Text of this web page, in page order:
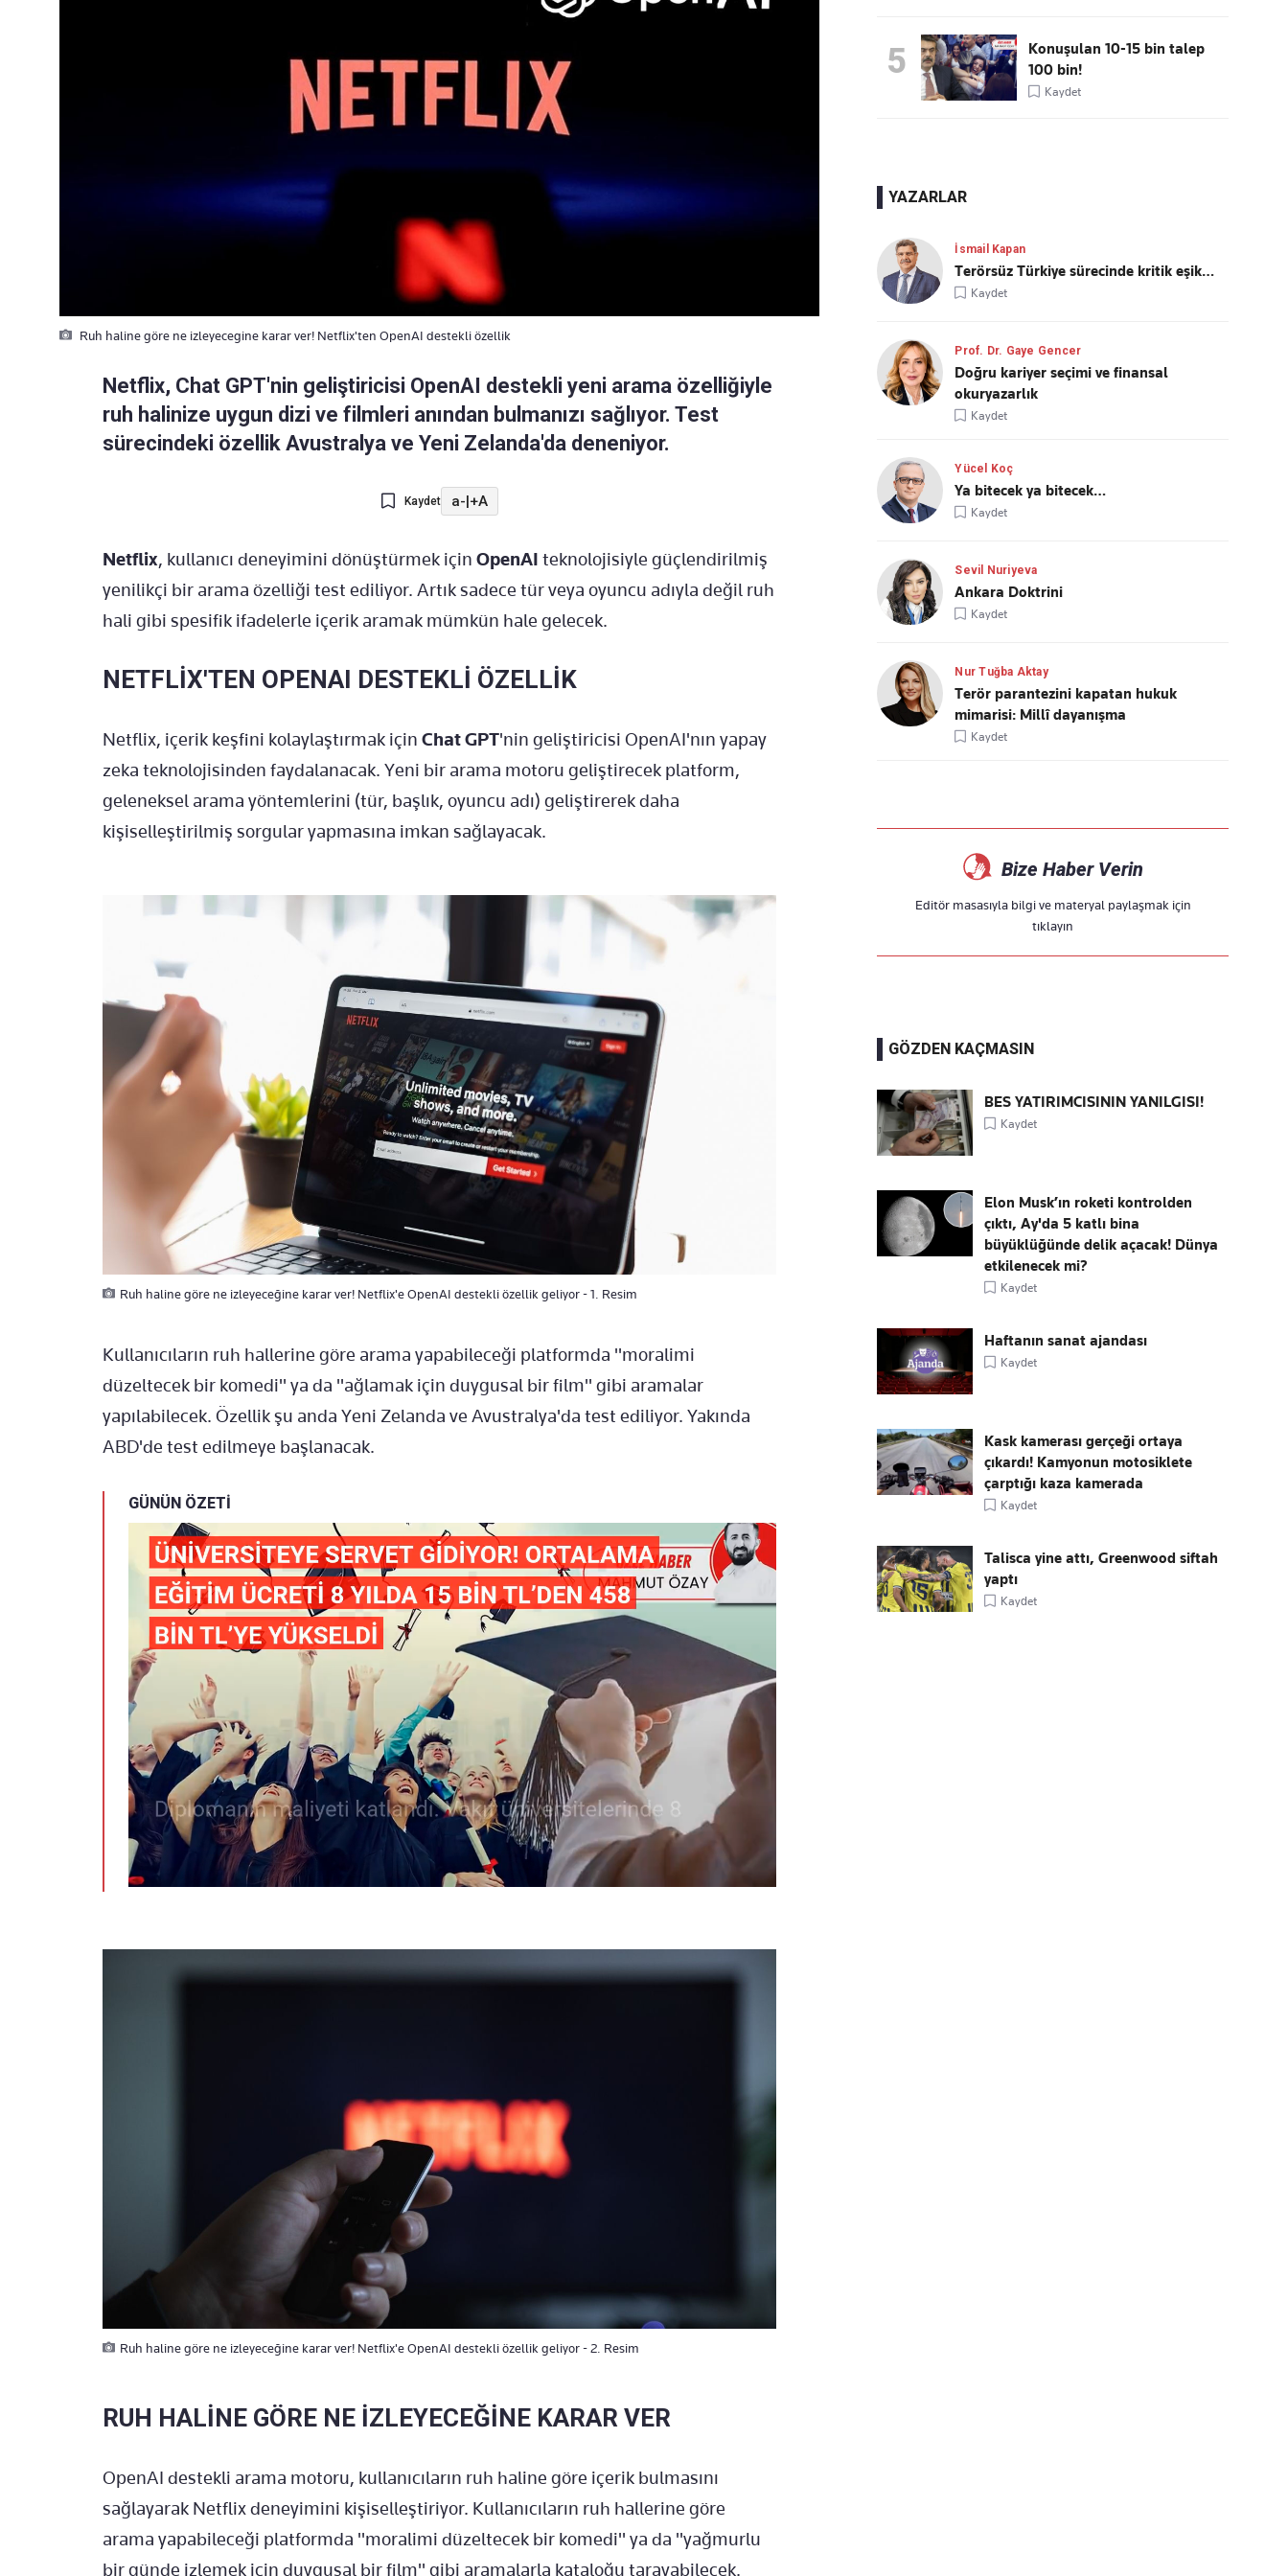
Ruh haline göre ne izleyecegine karar ver! Netflix'ten OpenAI destekli özellik
Netflix, Chat GPT'nin geliştiricisi OpenAI destekli yeni arama özelliğiyle
ruh halinize uygun dizi ve filmleri anından bulmanızı sağlıyor. Test
sürecindeki özellik Avustralya ve Yeni Zelanda'da deneniyor.
Kaydet a-|+A
Netflix, kullanıcı deneyimini dönüştürmek için OpenAI teknolojisiyle güçlendirilmiş
yenilikçi bir arama özelliği test ediliyor. Artık sadece tür veya oyuncu adıyla değil ruh
hali gibi spesifik ifadelerle içerik aramak mümkün hale gelecek.
NETFLİX'TEN OPENAI DESTEKLİ ÖZELLİK
Netflix, içerik keşfini kolaylaştırmak için Chat GPT'nin geliştiricisi OpenAI'nın yapay
zeka teknolojisinden faydalanacak. Yeni bir arama motoru geliştirecek platform,
geleneksel arama yöntemlerini (tür, başlık, oyuncu adı) geliştirerek daha
kişiselleştirilmiş sorgular yapmasına imkan sağlayacak.
Ruh haline göre ne izleyeceğine karar ver! Netflix'e OpenAI destekli özellik geliyor - 1. Resim
Kullanıcıların ruh hallerine göre arama yapabileceği platformda "moralimi
düzeltecek bir komedi" ya da "ağlamak için duygusal bir film" gibi aramalar
yapılabilecek. Özellik şu anda Yeni Zelanda ve Avustralya'da test ediliyor. Yakında
ABD'de test edilmeye başlanacak.
GÜNÜN ÖZETİ
Ruh haline göre ne izleyeceğine karar ver! Netflix'e OpenAI destekli özellik geliyor - 2. Resim
RUH HALİNE GÖRE NE İZLEYECEĞİNE KARAR VER
OpenAI destekli arama motoru, kullanıcıların ruh haline göre içerik bulmasını
sağlayarak Netflix deneyimini kişiselleştiriyor. Kullanıcıların ruh hallerine göre
arama yapabileceği platformda "moralimi düzeltecek bir komedi" ya da "yağmurlu
bir günde izlemek için duygusal bir film" gibi aramalarla kataloğu tarayabilecek.
5
Konuşulan 10-15 bin talep
100 bin!
Kaydet
YAZARLAR
İsmail Kapan
Terörsüz Türkiye sürecinde kritik eşik…
Kaydet
Prof. Dr. Gaye Gencer
Doğru kariyer seçimi ve finansal
okuryazarlık
Kaydet
Yücel Koç
Ya bitecek ya bitecek…
Kaydet
Sevil Nuriyeva
Ankara Doktrini
Kaydet
Nur Tuğba Aktay
Terör parantezini kapatan hukuk
mimarisi: Millî dayanışma
Kaydet
Bize Haber Verin
Editör masasıyla bilgi ve materyal paylaşmak için
tıklayın
GÖZDEN KAÇMASIN
BES YATIRIMCISININ YANILGISI!
Kaydet
Elon Musk’ın roketi kontrolden
çıktı, Ay'da 5 katlı bina
büyüklüğünde delik açacak! Dünya
etkilenecek mi?
Kaydet
Haftanın sanat ajandası
Kaydet
Kask kamerası gerçeği ortaya
çıkardı! Kamyonun motosiklete
çarptığı kaza kamerada
Kaydet
Talisca yine attı, Greenwood siftah
yaptı
Kaydet